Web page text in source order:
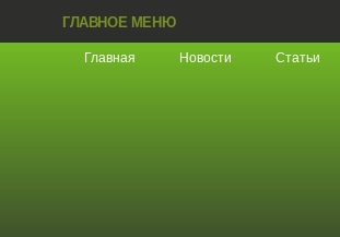
ГЛАВНОЕ МЕНЮ
Главная Новости Статьи